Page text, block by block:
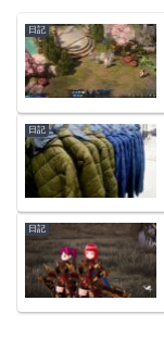
日記
日記
日記